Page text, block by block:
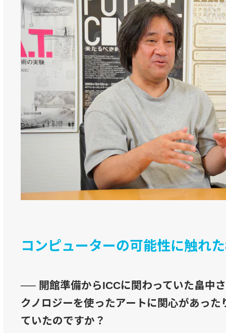
コンピューターの可能性に触れ
── 開館準備からICCに関わっていた畠中
クノロジーを使ったアートに関心があった
ていたのですか？